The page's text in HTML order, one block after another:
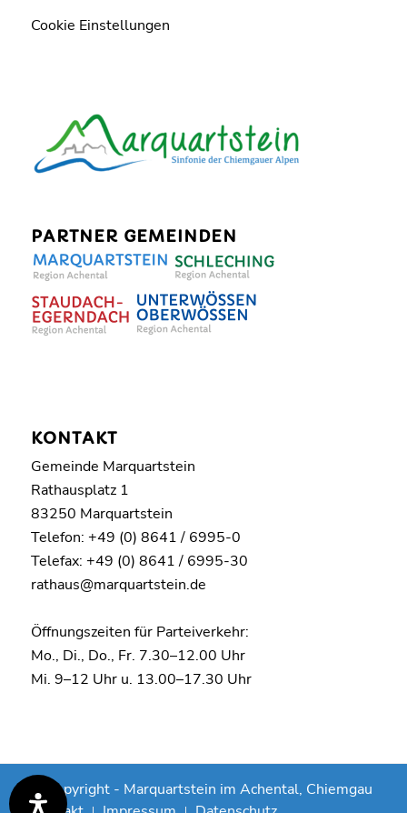
Cookie Einstellungen
PARTNER GEMEINDEN
KONTAKT
Gemeinde Marquartstein
Rathausplatz 1
83250 Marquartstein
Telefon: +49 (0) 8641 / 6995-0
Telefax: +49 (0) 8641 / 6995-30
rathaus@marquartstein.de
Öffnungszeiten für Parteiverkehr:
Mo., Di., Do., Fr. 7.30–12.00 Uhr
Mi. 9–12 Uhr u. 13.00–17.30 Uhr
© Copyright - Marquartstein im Achental, Chiemgau